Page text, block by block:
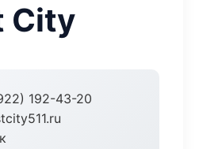
City
192-43-20